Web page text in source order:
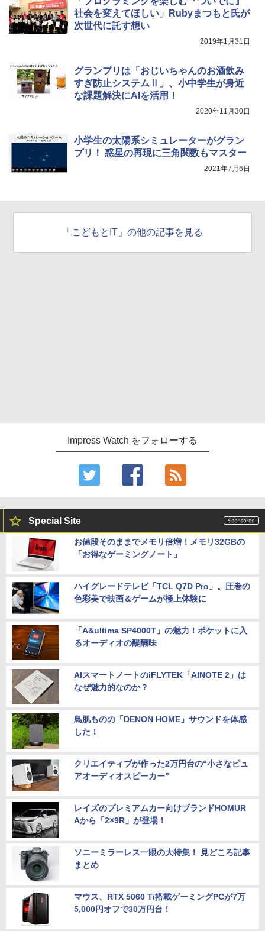
社会を変えてほしい」Rubyまつもと氏が
次世代に託す想い
2019年1月31日
グランプリは「おじいちゃんのお酒飲み
すぎ防止システムⅡ」、小中学生が身近
な課題解決にAIを活用！
2020年11月30日
小学生の太陽系シミュレーターがグラン
プリ！ 惑星の再現に三角関数もマスター
2021年7月6日
「こどもとIT」の他の記事を見る
Impress Watch をフォローする
Special Site
お値段そのままでメモリ倍増！メモリ32GBの
「お得なゲーミングノート」
ハイグレードテレビ「TCL Q7D Pro」。圧巻の
色彩美で映画＆ゲームが極上体験に
「A&ultima SP4000T」の魅力！ポケットに入
るオーディオの醍醐味
AIスマートノートのiFLYTEK「AINOTE 2」は
なぜ魅力的なのか？
鳥肌ものの「DENON HOME」サウンドを体感
した！
クリエイティブが作った2万円台の“小さなピュ
アオーディオスピーカー”
レイズのプレミアムカー向けブランドHOMUR
Aから「2×9R」が登場！
ソニーミラーレス一眼の大特集！ 見どころ記事
まとめ
マウス、RTX 5060 Ti搭載ゲーミングPCが7万
5,000円オフで30万円台！